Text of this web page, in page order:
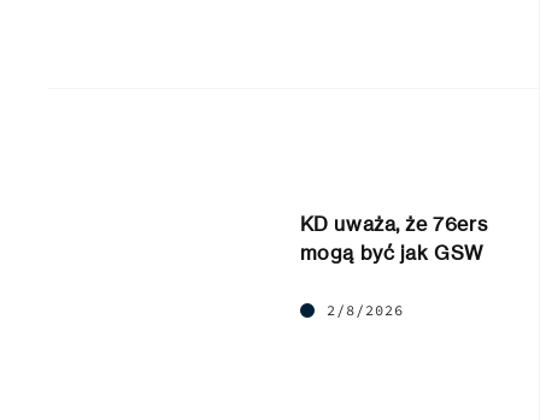
KD uważa, że 76ers
mogą być jak GSW
2/8/2026